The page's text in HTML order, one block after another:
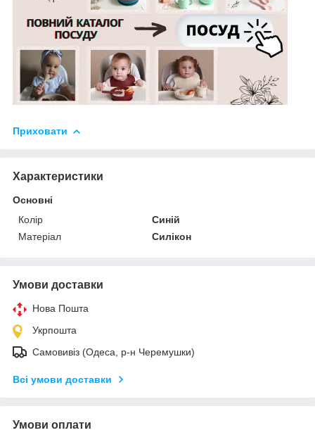
Приховати
Характеристики
Основні
Колір
Синій
Матеріал
Силікон
Умови доставки
Нова Пошта
Укрпошта
Самовивіз (Одеса, р-н Черемушки)
Всі умови доставки
Умови оплати